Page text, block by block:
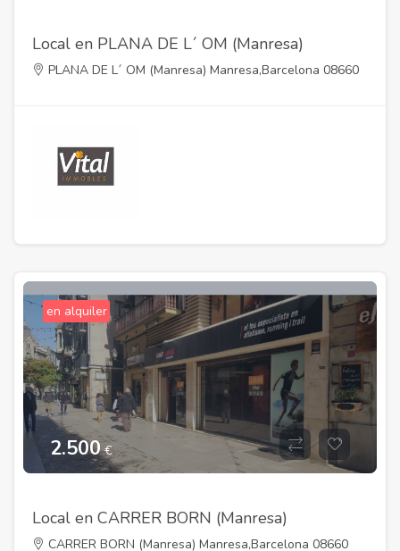
Local en PLANA DE L´ OM (Manresa)
PLANA DE L´ OM (Manresa) Manresa,Barcelona 08660
en alquiler
2.500€
Local en CARRER BORN (Manresa)
CARRER BORN (Manresa) Manresa,Barcelona 08660